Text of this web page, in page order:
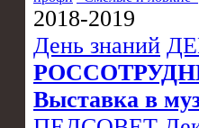
2018-2019
День знаний
Выставка в